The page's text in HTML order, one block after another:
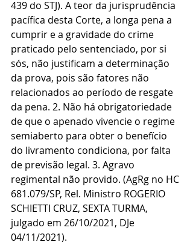
439 do STJ). A teor da jurisprudência
pacífica desta Corte, a longa pena a
cumprir e a gravidade do crime
praticado pelo sentenciado, por si
sós, não justificam a determinação
da prova, pois são fatores não
relacionados ao período de resgate
da pena. 2. Não há obrigatoriedade
de que o apenado vivencie o regime
semiaberto para obter o benefício
do livramento condiciona, por falta
de previsão legal. 3. Agravo
regimental não provido. (AgRg no HC
681.079/SP, Rel. Ministro ROGERIO
SCHIETTI CRUZ, SEXTA TURMA,
julgado em 26/10/2021, DJe
04/11/2021).